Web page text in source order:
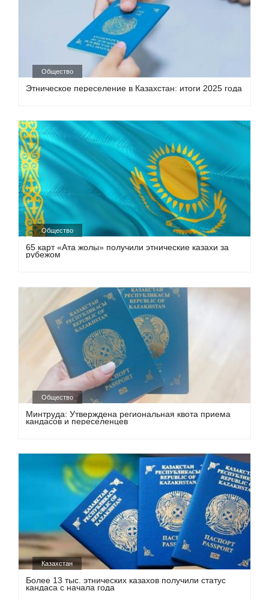
Общество
Этническое переселение в Казахстан: итоги 2025 года
Общество
65 карт «Ата жолы» получили этнические казахи за
рубежом
Общество
Минтруда: Утверждена региональная квота приема
кандасов и переселенцев
Казахстан
Более 13 тыс. этнических казахов получили статус
кандаса с начала года